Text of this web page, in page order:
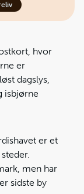
hvor
er
dagslys,
isbjørne
er et
men har
sidste by